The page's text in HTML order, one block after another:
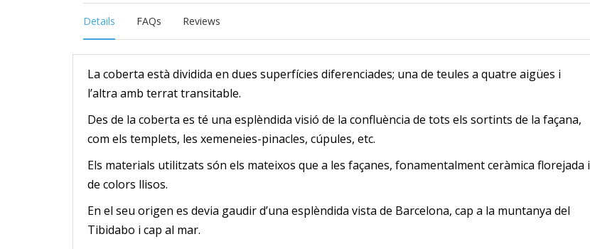
Details FAQs Reviews
La coberta està dividida en dues superfícies diferenciades; una de teules a quatre aigües i
l’altra amb terrat transitable.
Des de la coberta es té una esplèndida visió de la confluència de tots els sortints de la façana,
com els templets, les xemeneies-pinacles, cúpules, etc.
Els materials utilitzats són els mateixos que a les façanes, fonamentalment ceràmica florejada i
de colors llisos.
En el seu origen es devia gaudir d’una esplèndida vista de Barcelona, cap a la muntanya del
Tibidabo i cap al mar.